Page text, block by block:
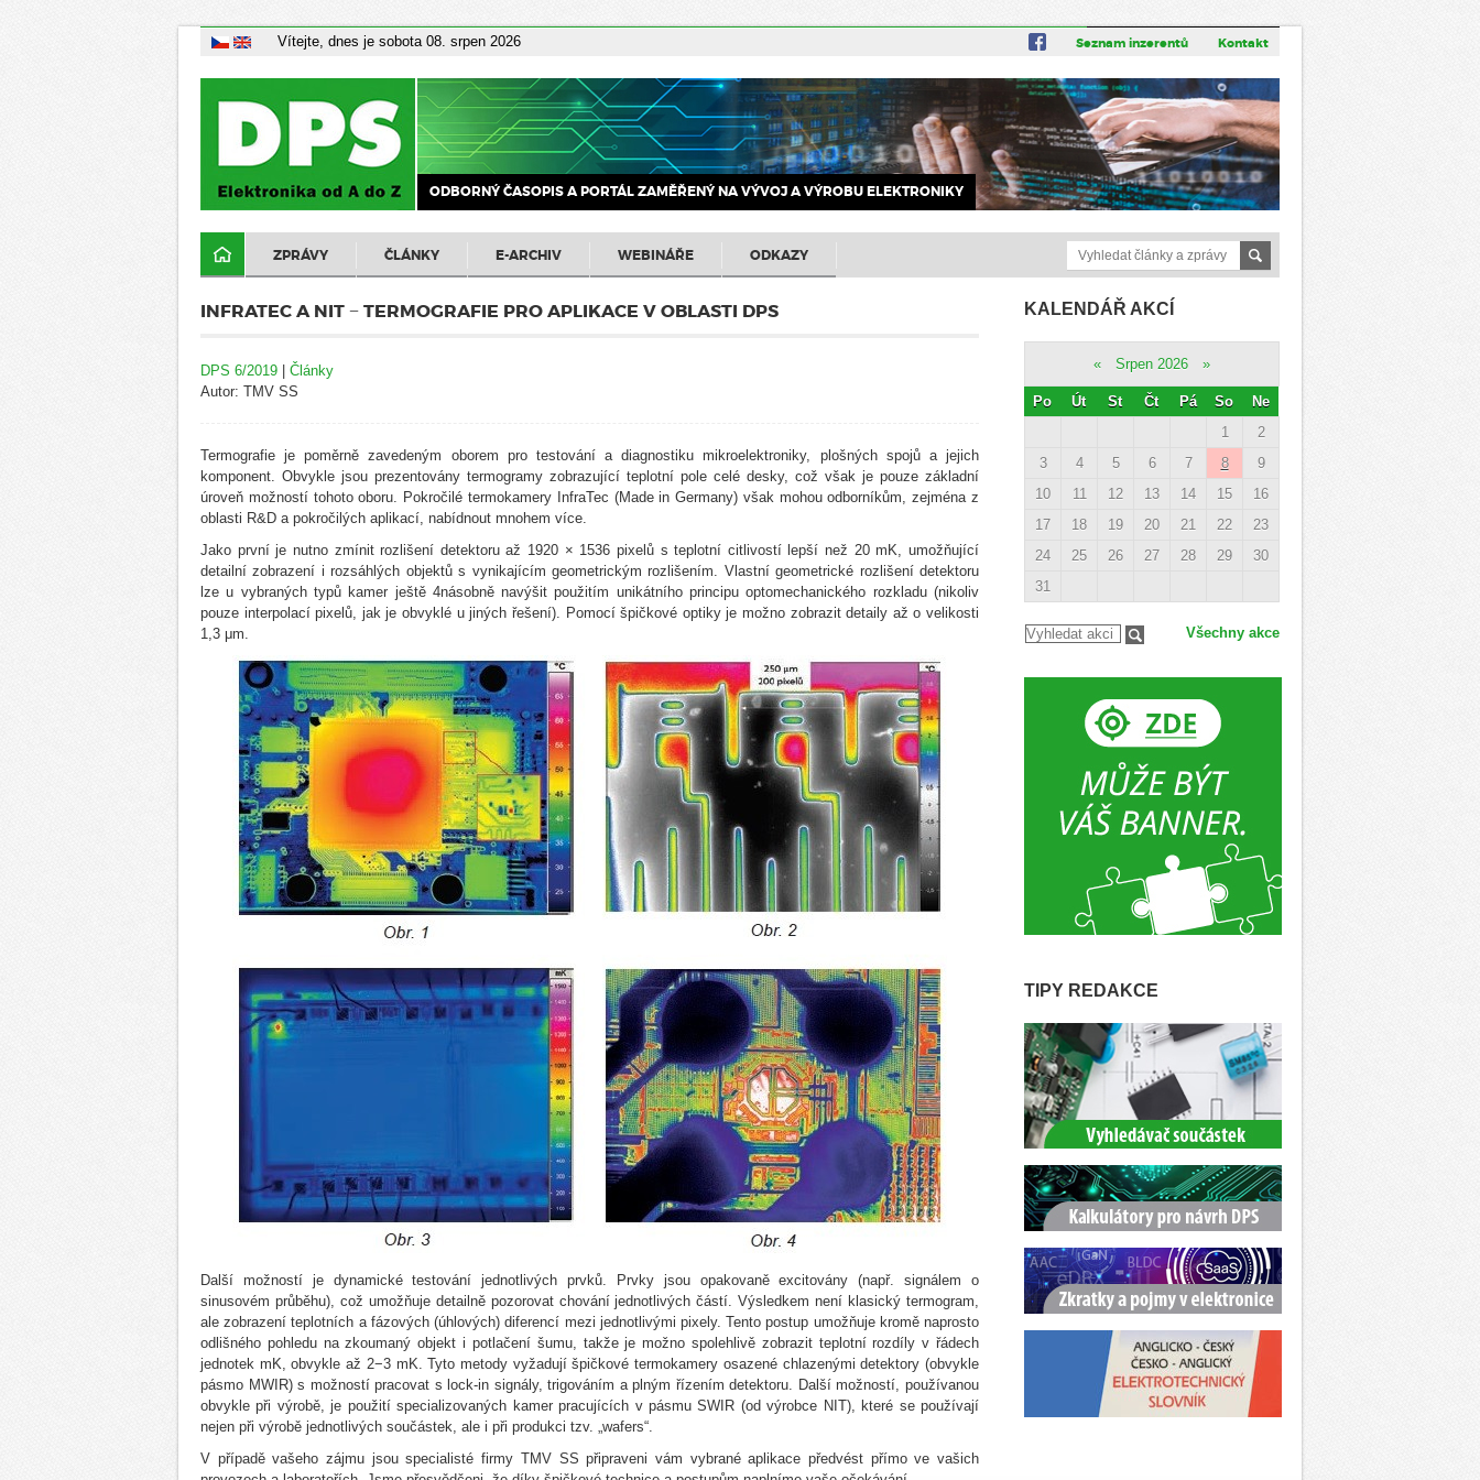
Vítejte, dnes je sobota 08. srpen 2026 Seznam inzerentů Kontakt
ODBORNÝ ČASOPIS A PORTÁL ZAMĚŘENÝ NA VÝVOJ A VÝROBU ELEKTRONIKY
ZPRÁVY ČLÁNKY E-ARCHIV WEBINÁŘE ODKAZY
INFRATEC A NIT − TERMOGRAFIE PRO APLIKACE V OBLASTI DPS
DPS 6/2019 | Články
Autor: TMV SS
Termografie je poměrně zavedeným oborem pro testování a diagnostiku mikroelektroniky, plošných spojů a jejich
komponent. Obvykle jsou prezentovány termogramy zobrazující teplotní pole celé desky, což však je pouze základní
úroveň možností tohoto oboru. Pokročilé termokamery InfraTec (Made in Germany) však mohou odborníkům, zejména z
oblasti R&D a pokročilých aplikací, nabídnout mnohem více.
Jako první je nutno zmínit rozlišení detektoru až 1920 × 1536 pixelů s teplotní citlivostí lepší než 20 mK, umožňující
detailní zobrazení i rozsáhlých objektů s vynikajícím geometrickým rozlišením. Vlastní geometrické rozlišení detektoru
lze u vybraných typů kamer ještě 4násobně navýšit použitím unikátního principu optomechanického rozkladu (nikoliv
pouze interpolací pixelů, jak je obvyklé u jiných řešení). Pomocí špičkové optiky je možno zobrazit detaily až o velikosti
1,3 μm.
Další možností je dynamické testování jednotlivých prvků. Prvky jsou opakovaně excitovány (např. signálem o
sinusovém průběhu), což umožňuje detailně pozorovat chování jednotlivých částí. Výsledkem není klasický termogram,
ale zobrazení teplotních a fázových (úhlových) diferencí mezi jednotlivými pixely. Tento postup umožňuje kromě naprosto
odlišného pohledu na zkoumaný objekt i potlačení šumu, takže je možno spolehlivě zobrazit teplotní rozdíly v řádech
jednotek mK, obvykle až 2−3 mK. Tyto metody vyžadují špičkové termokamery osazené chlazenými detektory (obvykle
pásmo MWIR) s možností pracovat s lock-in signály, trigováním a plným řízením detektoru. Další možností, používanou
obvykle při výrobě, je použití specializovaných kamer pracujících v pásmu SWIR (od výrobce NIT), které se používají
nejen při výrobě jednotlivých součástek, ale i při produkci tzv. „wafers“.
V případě vašeho zájmu jsou specialisté firmy TMV SS připraveni vám vybrané aplikace předvést přímo ve vašich
KALENDÁŘ AKCÍ
« Srpen 2026 »
Po Út St Čt Pá So
Ne
1
2
3
4 5 6 7 8
9
10
11 12 13 14 15
16
17
18 19 20 21 22
23
24
25 26 27 28 29
30
31
Všechny akce
TIPY REDAKCE